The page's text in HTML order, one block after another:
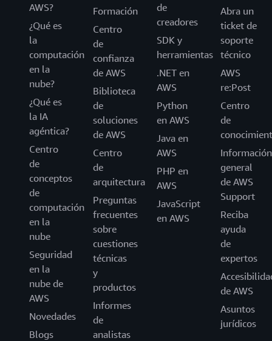
AWS?
¿Qué es
la
computación
en la
nube?
¿Qué es
la IA
agéntica?
Centro
de
conceptos
de
computación
en la
nube
Seguridad
en la
nube de
AWS
Novedades
Blogs
Formación
Centro
de
confianza
de AWS
Biblioteca
de
soluciones
de AWS
Centro
de
arquitectura
Preguntas
frecuentes
sobre
cuestiones
técnicas
y
productos
Informes
de
analistas
de
creadores
SDK y
herramientas
.NET en
AWS
Python
en AWS
Java en
AWS
PHP en
AWS
JavaScript
en AWS
Abra un
ticket de
soporte
técnico
AWS
re:Post
Centro
de
Información
general
de AWS
Support
Reciba
ayuda
de
expertos
de AWS
Asuntos
jurídicos